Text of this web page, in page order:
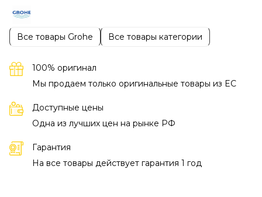
Все товары Grohe Все товары категории
100% оригинал
Мы продаем только оригинальные товары из EC
Доступные цены
Одна из лучших цен на рынке РФ
Гарантия
На все товары действует гарантия 1 год